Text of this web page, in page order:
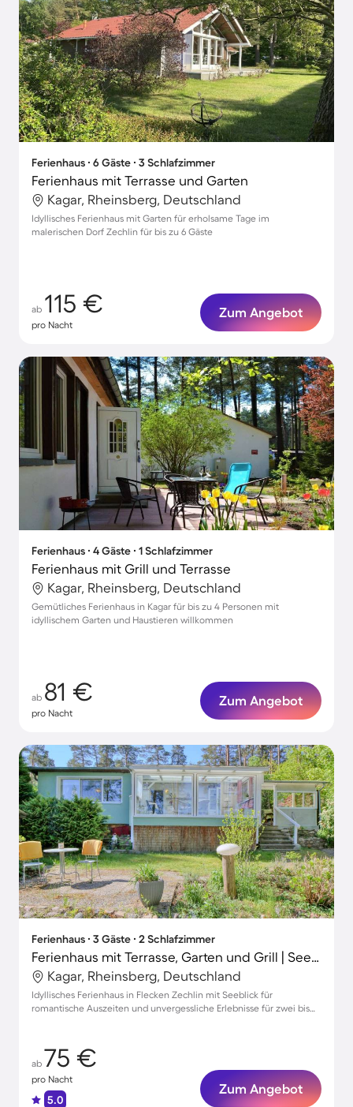
Ferienhaus ∙ 6 Gäste ∙ 3 Schlafzimmer
Ferienhaus mit Terrasse und Garten
Kagar, Rheinsberg, Deutschland
Idyllisches Ferienhaus mit Garten für erholsame Tage im
malerischen Dorf Zechlin für bis zu 6 Gäste
ab 115 €
pro Nacht
Zum Angebot
Ferienhaus ∙ 4 Gäste ∙ 1 Schlafzimmer
Ferienhaus mit Grill und Terrasse
Kagar, Rheinsberg, Deutschland
Gemütliches Ferienhaus in Kagar für bis zu 4 Personen mit
idyllischem Garten und Haustieren willkommen
ab 81 €
pro Nacht
Zum Angebot
Ferienhaus ∙ 3 Gäste ∙ 2 Schlafzimmer
Ferienhaus mit Terrasse, Garten und Grill | Seeblick
Kagar, Rheinsberg, Deutschland
Idyllisches Ferienhaus in Flecken Zechlin mit Seeblick für
romantische Auszeiten und unvergessliche Erlebnisse für zwei bis
ab 75 €
pro Nacht
5.0
Zum Angebot